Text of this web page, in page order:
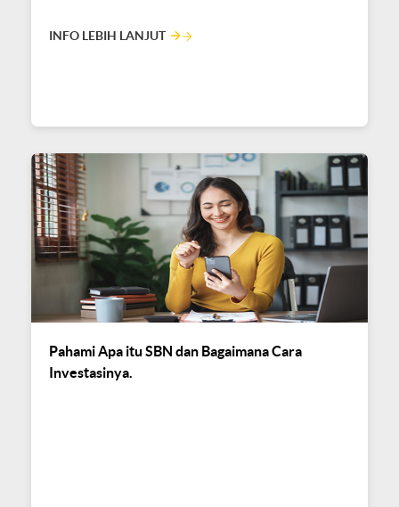
INFO LEBIH LANJUT
Pahami Apa itu SBN dan Bagaimana Cara
Investasinya.